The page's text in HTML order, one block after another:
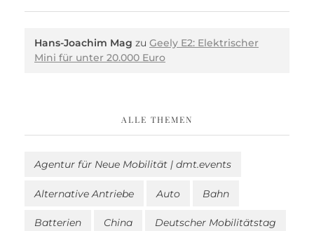
Hans-Joachim Mag zu Geely E2: Elektrischer
Mini für unter 20.000 Euro
ALLE THEMEN
Agentur für Neue Mobilität | dmt.events
Alternative Antriebe Auto Bahn
Batterien China Deutscher Mobilitätstag